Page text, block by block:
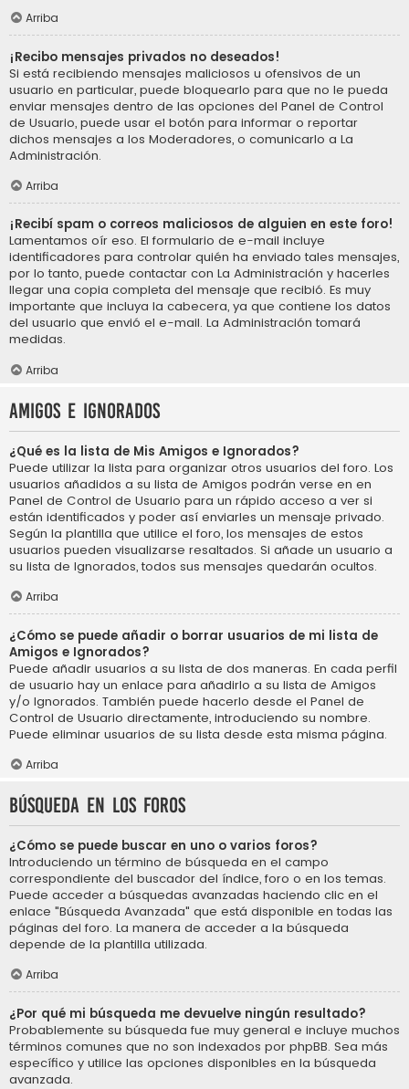
Arriba
¡Recibo mensajes privados no deseados!
Si está recibiendo mensajes maliciosos u ofensivos de un
usuario en particular, puede bloquearlo para que no le pueda
enviar mensajes dentro de las opciones del Panel de Control
de Usuario, puede usar el botón para informar o reportar
dichos mensajes a los Moderadores, o comunicarlo a La
Administración.
Arriba
¡Recibí spam o correos maliciosos de alguien en este foro!
Lamentamos oír eso. El formulario de e-mail incluye
identificadores para controlar quién ha enviado tales mensajes,
por lo tanto, puede contactar con La Administración y hacerles
llegar una copia completa del mensaje que recibió. Es muy
importante que incluya la cabecera, ya que contiene los datos
del usuario que envió el e-mail. La Administración tomará
medidas.
Arriba
Amigos e Ignorados
¿Qué es la lista de Mis Amigos e Ignorados?
Puede utilizar la lista para organizar otros usuarios del foro. Los
usuarios añadidos a su lista de Amigos podrán verse en en
Panel de Control de Usuario para un rápido acceso a ver si
están identificados y poder así enviarles un mensaje privado.
Según la plantilla que utilice el foro, los mensajes de estos
usuarios pueden visualizarse resaltados. Si añade un usuario a
su lista de Ignorados, todos sus mensajes quedarán ocultos.
Arriba
¿Cómo se puede añadir o borrar usuarios de mi lista de
Amigos e Ignorados?
Puede añadir usuarios a su lista de dos maneras. En cada perfil
de usuario hay un enlace para añadirlo a su lista de Amigos
y/o Ignorados. También puede hacerlo desde el Panel de
Control de Usuario directamente, introduciendo su nombre.
Puede eliminar usuarios de su lista desde esta misma página.
Arriba
Búsqueda en los foros
¿Cómo se puede buscar en uno o varios foros?
Introduciendo un término de búsqueda en el campo
correspondiente del buscador del índice, foro o en los temas.
Puede acceder a búsquedas avanzadas haciendo clic en el
enlace "Búsqueda Avanzada" que está disponible en todas las
páginas del foro. La manera de acceder a la búsqueda
depende de la plantilla utilizada.
Arriba
¿Por qué mi búsqueda me devuelve ningún resultado?
Probablemente su búsqueda fue muy general e incluye muchos
términos comunes que no son indexados por phpBB. Sea más
específico y utilice las opciones disponibles en la búsqueda
avanzada.